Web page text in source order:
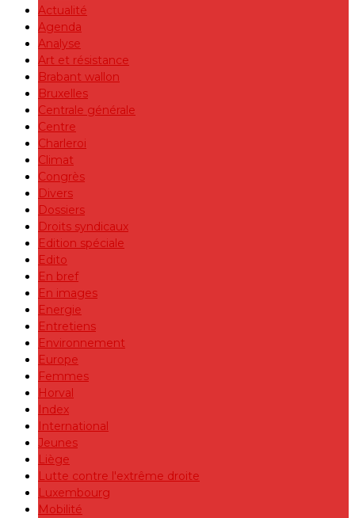
Actualité
Agenda
Analyse
Art et résistance
Brabant wallon
Bruxelles
Centrale générale
Centre
Charleroi
Climat
Congrès
Divers
Dossiers
Droits syndicaux
Edition spéciale
Edito
En bref
En images
Energie
Entretiens
Environnement
Europe
Femmes
Horval
Index
International
Jeunes
Liège
Lutte contre l'extrême droite
Luxembourg
Mobilité